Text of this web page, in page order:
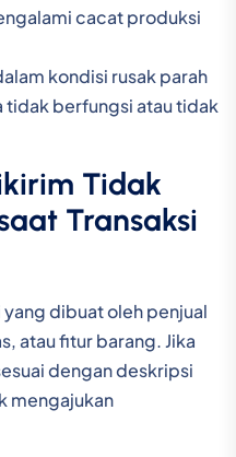
cacat produksi
kondisi rusak parah
tidak berfungsi atau tidak
Tidak
Transaksi
dibuat oleh penjual
atau fitur barang. Jika
dengan deskripsi
mengajukan